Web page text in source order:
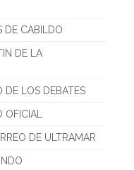
DE CABILDO
DE LA
DE LOS DEBATES
DE ULTRAMAR